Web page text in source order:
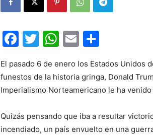
Facebook
Twitter
WhatsApp
Email
El pasado 6 de enero los Estados Unidos
funestos de la historia gringa, Donald
Imperialismo Norteamericano le ha
Quizás pensando que iba a resultar
incendiado, un país envuelto en una